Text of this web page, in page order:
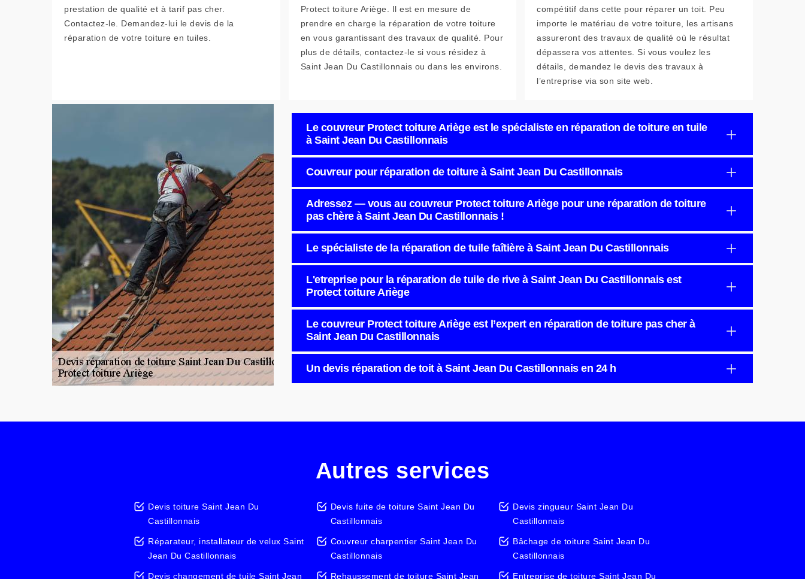
prestation de qualité et à tarif pas cher.
Contactez-le. Demandez-lui le devis de la
réparation de votre toiture en tuiles.
Protect toiture Ariège. Il est en mesure de
prendre en charge la réparation de votre toiture
en vous garantissant des travaux de qualité. Pour
plus de détails, contactez-le si vous résidez à
Saint Jean Du Castillonnais ou dans les environs.
compétitif dans cette pour réparer un toit. Peu
importe le matériau de votre toiture, les artisans
assureront des travaux de qualité où le résultat
dépassera vos attentes. Si vous voulez les
détails, demandez le devis des travaux à
l’entreprise via son site web.
Le couvreur Protect toiture Ariège est le spécialiste en réparation de toiture en tuile
à Saint Jean Du Castillonnais
Couvreur pour réparation de toiture à Saint Jean Du Castillonnais
Adressez — vous au couvreur Protect toiture Ariège pour une réparation de toiture
pas chère à Saint Jean Du Castillonnais !
Le spécialiste de la réparation de tuile faîtière à Saint Jean Du Castillonnais
L'etreprise pour la réparation de tuile de rive à Saint Jean Du Castillonnais est
Protect toiture Ariège
Le couvreur Protect toiture Ariège est l’expert en réparation de toiture pas cher à
Saint Jean Du Castillonnais
Un devis réparation de toit à Saint Jean Du Castillonnais en 24 h
Autres services
Devis toiture Saint Jean Du
Castillonnais
Réparateur, installateur de velux Saint
Jean Du Castillonnais
Devis changement de tuile Saint Jean
Devis fuite de toiture Saint Jean Du
Castillonnais
Couvreur charpentier Saint Jean Du
Castillonnais
Rehaussement de toiture Saint Jean
Devis zingueur Saint Jean Du
Castillonnais
Bâchage de toiture Saint Jean Du
Castillonnais
Entreprise de toiture Saint Jean Du